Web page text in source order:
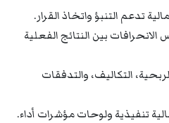
تدعم التنبؤ واتخاذ القرار.
بين النتائج الفعلية
التكاليف، والتدفقات
تنفيذية ولوحات مؤشرات أداء.